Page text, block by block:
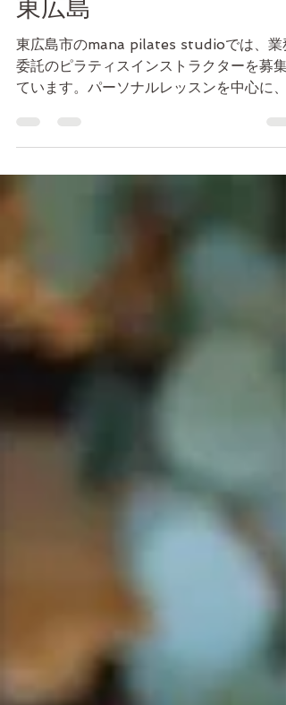
東広島
東広島市のmana pilates studioでは、業
委託のピラティスインストラクターを募集
ています。パーソナルレッスンを中心に、